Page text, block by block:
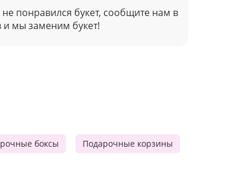
понравился букет, сообщите нам в
и мы заменим букет!
боксы Подарочные корзины